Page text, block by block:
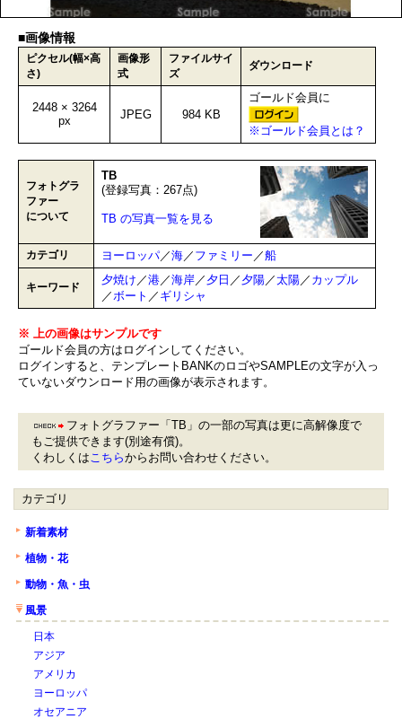
■画像情報
ピクセル(幅×高
さ)
画像形
式
ファイルサイ
ズ
ダウンロード
2448 × 3264
px
JPEG 984 KB
ゴールド会員に
※ゴールド会員とは？
フォトグラ
ファー
について
TB
(登録写真：267点)
TB の写真一覧を見る
カテゴリ ヨーロッパ／海／ ファミリー ／船
キーワード
夕焼け ／港／海岸／ 夕日 ／ 夕陽／太陽／ カップル
／ボート ／ ギリシャ
※ 上の画像はサンプルです
ゴールド会員の方はログインしてください。
ログインすると、テンプレートBANKのロゴやSAMPLEの文字が入っ
ていないダウンロード用の画像が表示されます。
フォトグラファー「TB」の一部の写真は更に高解像度で
もご提供できます(別途有償)。
くわしくはこちらからお問い合わせください。
カテゴリ
新着素材
植物・花
動物・魚・虫
風景
日本
アジア
アメリカ
ヨーロッパ
オセアニア